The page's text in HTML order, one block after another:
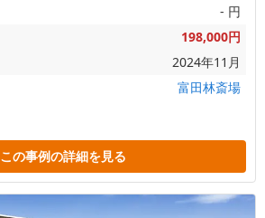
- 円
198,000円
2024年11月
富田林斎場
この事例の詳細を見る